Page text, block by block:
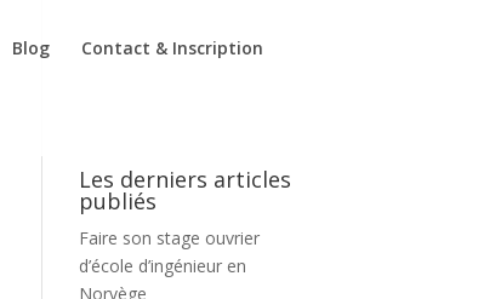
Blog Contact & Inscription
Les derniers articles
publiés
Faire son stage ouvrier
d’école d’ingénieur en
Norvège